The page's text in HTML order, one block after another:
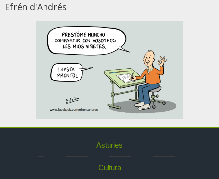
Efrén d'Andrés
Asturies
Cultura